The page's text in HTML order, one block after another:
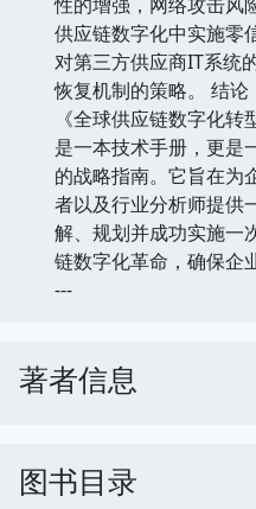
供应链数字化中实施零
对第三方供应商IT系统
恢复机制的策略。 结
《全球供应链数字化
是一本技术手册，更是
的战略指南。它旨在为
者以及行业分析师提供
解、规划并成功实施一
链数字化革命，确保企
---
著者信息
图书目录